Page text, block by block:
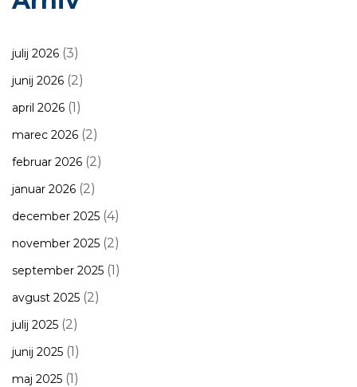
julij 2026 (3)
junij 2026 (2)
april 2026 (1)
marec 2026 (2)
februar 2026 (2)
januar 2026 (2)
december 2025 (4)
november 2025 (2)
september 2025 (1)
avgust 2025 (2)
julij 2025 (2)
junij 2025 (1)
maj 2025 (1)